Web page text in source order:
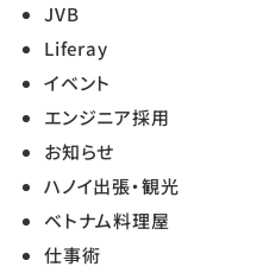
JVB
Liferay
イベント
エンジニア採用
お知らせ
ハノイ出張・観光
ベトナム料理屋
仕事術